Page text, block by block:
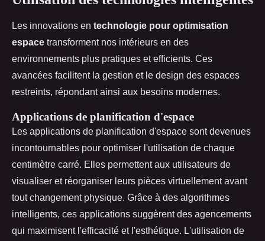
Les innovations en technologie pour optimisation
espace transforment nos intérieurs en des
environnements plus pratiques et efficients. Ces
avancées facilitent la gestion et le design des espaces
restreints, répondant ainsi aux besoins modernes.
Applications de planification d'espace
Les applications de planification d'espace sont devenues
incontournables pour optimiser l'utilisation de chaque
centimètre carré. Elles permettent aux utilisateurs de
visualiser et réorganiser leurs pièces virtuellement avant
tout changement physique. Grâce à des algorithmes
intelligents, ces applications suggèrent des agencements
qui maximisent l'efficacité et l'esthétique. L'utilisation de